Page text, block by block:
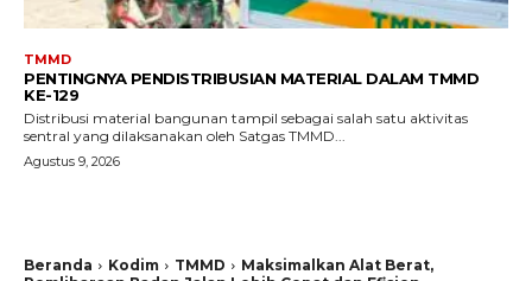
TMMD
PENTINGNYA PENDISTRIBUSIAN MATERIAL DALAM TMMD
KE-129
Distribusi material bangunan tampil sebagai salah satu aktivitas
sentral yang dilaksanakan oleh Satgas TMMD...
Agustus 9, 2026